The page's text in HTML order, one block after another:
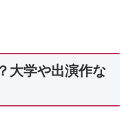
大学や出演作な